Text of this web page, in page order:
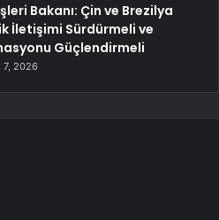
Bakanı: Çin ve Brezilya
İletişimi Sürdürmeli ve
Güçlendirmeli
7, 2026